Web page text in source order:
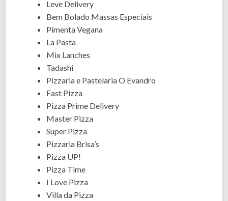
Leve Delivery
Bem Bolado Massas Especiais
Pimenta Vegana
La Pasta
Mix Lanches
Tadashi
Pizzaria e Pastelaria O Evandro
Fast Pizza
Pizza Prime Delivery
Master Pizza
Super Pizza
Pizzaria Brisa’s
Pizza UP!
Pizza Time
I Love Pizza
Villa da Pizza